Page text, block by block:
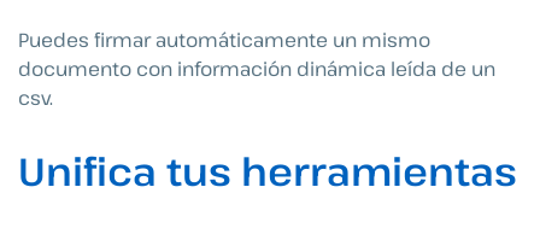
Puedes firmar automáticamente un mismo
documento con información dinámica leída de un
csv.
Unifica tus herramientas